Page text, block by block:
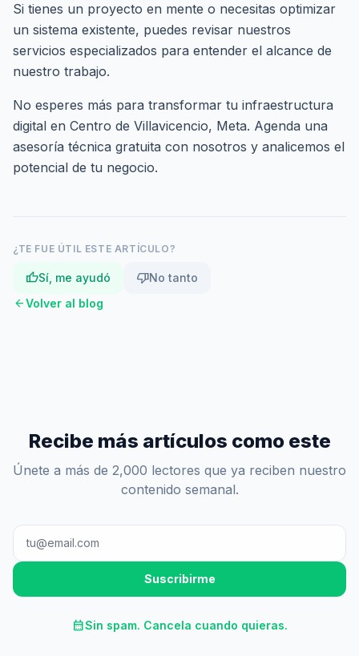
Si tienes un proyecto en mente o necesitas optimizar
un sistema existente, puedes revisar nuestros
servicios especializados para entender el alcance de
nuestro trabajo.
No esperes más para transformar tu infraestructura
digital en Centro de Villavicencio, Meta. Agenda una
asesoría técnica gratuita con nosotros y analicemos el
potencial de tu negocio.
¿TE FUE ÚTIL ESTE ARTÍCULO?
thumb_upSí, me ayudó thumb_downNo tanto
arrow_backVolver al blog
Recibe más artículos como este
Únete a más de 2,000 lectores que ya reciben nuestro
contenido semanal.
Suscribirme
calendar_monthSin spam. Cancela cuando quieras.